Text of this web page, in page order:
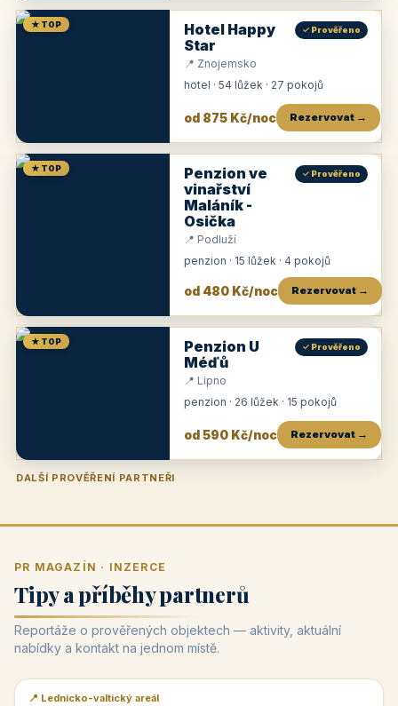
★ TOP
Hotel Happy
Star
✓ Prověřeno
📍 Znojemsko
hotel · 54 lůžek · 27 pokojů
od 875 Kč/noc Rezervovat →
★ TOP
Penzion ve
vinařství
Maláník -
Osička
✓ Prověřeno
📍 Podluží
penzion · 15 lůžek · 4 pokojů
od 480 Kč/noc Rezervovat →
★ TOP
Penzion U
Méďů
✓ Prověřeno
📍 Lipno
penzion · 26 lůžek · 15 pokojů
od 590 Kč/noc Rezervovat →
DALŠÍ PROVĚŘENÍ PARTNEŘI
Penzion U Zámku Pension Faber
PR MAGAZÍN · INZERCE
Tipy a příběhy partnerů
Reportáže o prověřených objektech — aktivity, aktuální
nabídky a kontakt na jednom místě.
📰 PR článek
📍 Lednicko-valtický areál